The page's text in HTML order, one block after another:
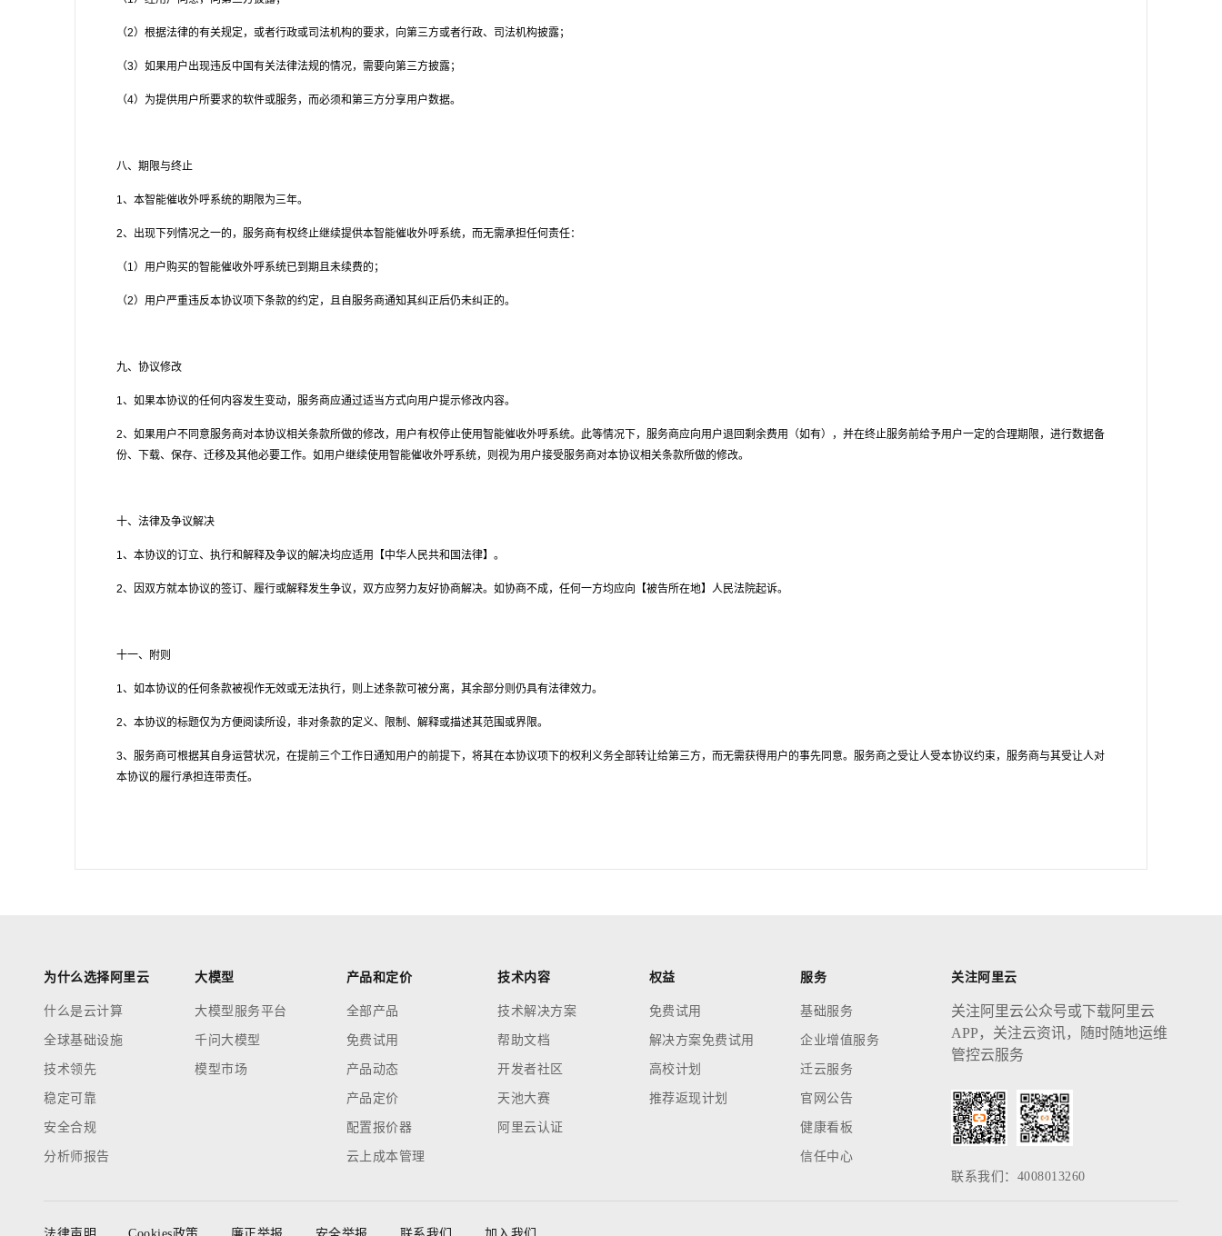
（2）根据法律的有关规定，或者行政或司法机构的要求，向第三方或者行政、司法机构披露；
（3）如果用户出现违反中国有关法律法规的情况，需要向第三方披露；
（4）为提供用户所要求的软件或服务，而必须和第三方分享用户数据。
八、期限与终止
1、本智能催收外呼系统的期限为三年。
2、出现下列情况之一的，服务商有权终止继续提供本智能催收外呼系统，而无需承担任何责任：
（1）用户购买的智能催收外呼系统已到期且未续费的；
（2）用户严重违反本协议项下条款的约定，且自服务商通知其纠正后仍未纠正的。
九、协议修改
1、如果本协议的任何内容发生变动，服务商应通过适当方式向用户提示修改内容。
2、如果用户不同意服务商对本协议相关条款所做的修改，用户有权停止使用智能催收外呼系统。此等情况下，服务商应向用户退回剩余费用（如有），并在终止服务前给予用户一定的合理期限，进行数据备
份、下载、保存、迁移及其他必要工作。如用户继续使用智能催收外呼系统，则视为用户接受服务商对本协议相关条款所做的修改。
十、法律及争议解决
1、本协议的订立、执行和解释及争议的解决均应适用【中华人民共和国法律】。
2、因双方就本协议的签订、履行或解释发生争议，双方应努力友好协商解决。如协商不成，任何一方均应向【被告所在地】人民法院起诉。
十一、附则
1、如本协议的任何条款被视作无效或无法执行，则上述条款可被分离，其余部分则仍具有法律效力。
2、本协议的标题仅为方便阅读所设，非对条款的定义、限制、解释或描述其范围或界限。
3、服务商可根据其自身运营状况，在提前三个工作日通知用户的前提下，将其在本协议项下的权利义务全部转让给第三方，而无需获得用户的事先同意。服务商之受让人受本协议约束，服务商与其受让人对
本协议的履行承担连带责任。
为什么选择阿里云
什么是云计算
全球基础设施
技术领先
稳定可靠
安全合规
分析师报告
大模型
大模型服务平台
千问大模型
模型市场
产品和定价
全部产品
免费试用
产品动态
产品定价
配置报价器
云上成本管理
技术内容
技术解决方案
帮助文档
开发者社区
天池大赛
阿里云认证
权益
免费试用
解决方案免费试用
高校计划
推荐返现计划
服务
基础服务
企业增值服务
迁云服务
官网公告
健康看板
信任中心
关注阿里云
关注阿里云公众号或下载阿里云
APP，关注云资讯，随时随地运维
管控云服务
联系我们：4008013260